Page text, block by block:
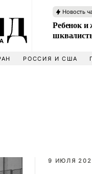
Новость
Ребенок и
РОССИЯ И США
9 ИЮЛЯ